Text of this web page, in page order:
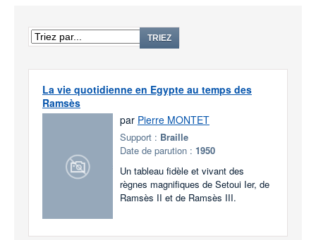
TRIEZ
La vie quotidienne en Egypte au temps des
Ramsès
par Pierre MONTET
Support : Braille
Date de parution : 1950
Un tableau fidèle et vivant des
règnes magnifiques de Setoui Ier, de
Ramsès II et de Ramsès III.